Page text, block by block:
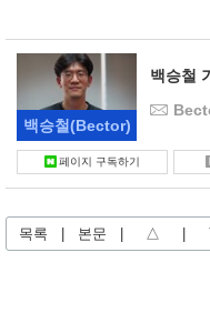
백승철(Bector)
백승철
페이지 구독하기
목록 본문 △